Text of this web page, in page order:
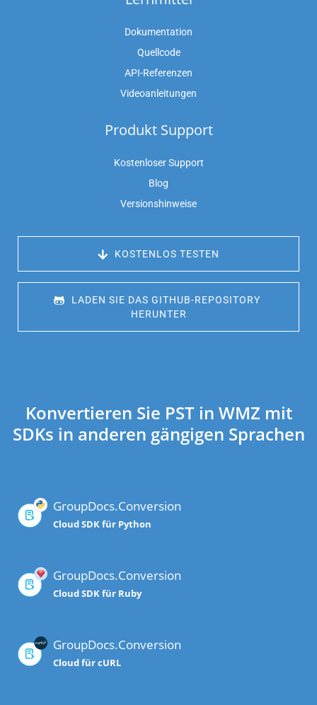
Dokumentation
Quellcode
API-Referenzen
Videoanleitungen
Produkt Support
Kostenloser Support
Blog
Versionshinweise
KOSTENLOS TESTEN
LADEN SIE DAS GITHUB-REPOSITORY
HERUNTER
Konvertieren Sie PST in WMZ mit
SDKs in anderen gängigen Sprachen
GroupDocs.Conversion
Cloud SDK für Python
GroupDocs.Conversion
Cloud SDK für Ruby
GroupDocs.Conversion
Cloud für cURL